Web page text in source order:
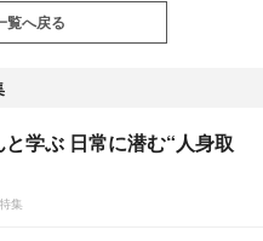
覧へ戻る
学ぶ 日常に潜む“人身取
集